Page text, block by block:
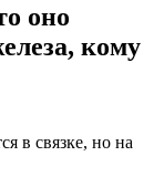
оно
кому
в связке, но на